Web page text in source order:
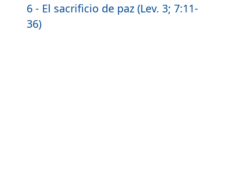
6 - El sacrificio de paz (Lev. 3; 7:11-
36)